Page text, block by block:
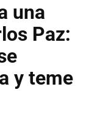
una
Paz:
y teme